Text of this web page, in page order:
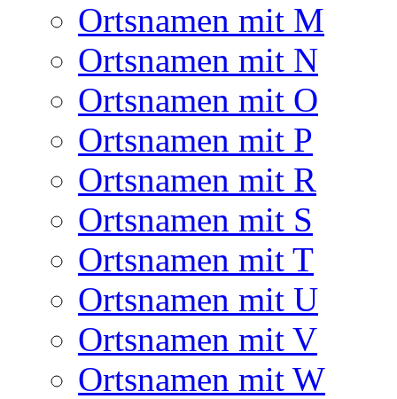
Ortsnamen mit M
Ortsnamen mit N
Ortsnamen mit O
Ortsnamen mit P
Ortsnamen mit R
Ortsnamen mit S
Ortsnamen mit T
Ortsnamen mit U
Ortsnamen mit V
Ortsnamen mit W